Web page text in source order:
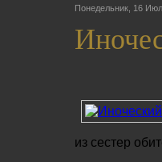
Понедельник, 16
из сестер